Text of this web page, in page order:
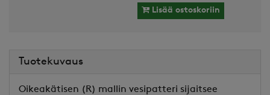
Lisää ostoskoriin
Tuotekuvaus
Oikeakätisen (R) mallin vesipatteri sijaitsee